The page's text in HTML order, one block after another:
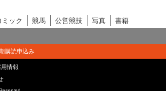
ミック 競馬 公営競技 写真
書籍
購読申込み
情報